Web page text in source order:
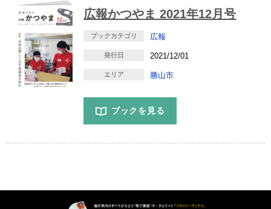
広報かつやま 2021年12月号
ブックカテゴリ 広報
発行日 2021/12/01
エリア 勝山市
ブックを見る